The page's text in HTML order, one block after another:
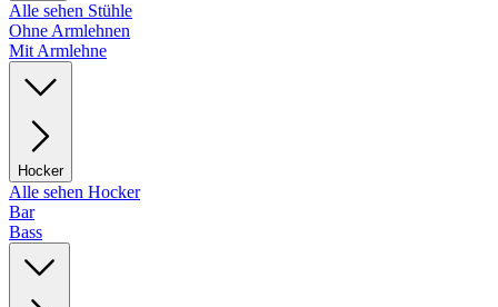
Alle sehen Stühle
Ohne Armlehnen
Mit Armlehne
Hocker
Alle sehen Hocker
Bar
Bass